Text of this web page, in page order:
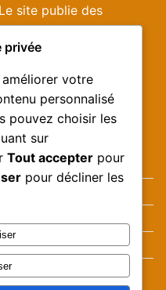
site publie des
et accessibles pour
leurs déplacements.
privée
votre
personnalisé
pouvez choisir les
sur
Tout accepter pour
pour décliner les